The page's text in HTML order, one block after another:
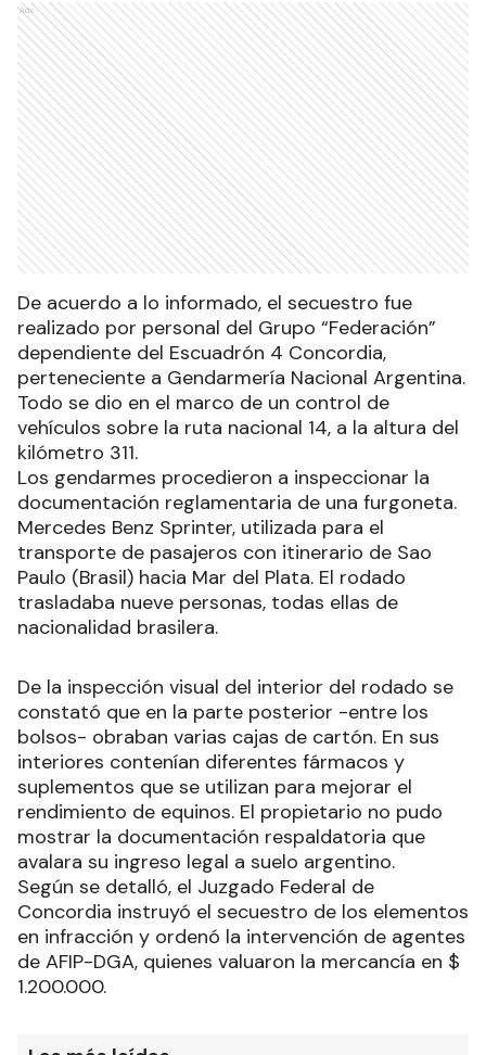
Ads
De acuerdo a lo informado, el secuestro fue
realizado por personal del Grupo “Federación”
dependiente del Escuadrón 4 Concordia,
perteneciente a Gendarmería Nacional Argentina.
Todo se dio en el marco de un control de
vehículos sobre la ruta nacional 14, a la altura del
kilómetro 311.
Los gendarmes procedieron a inspeccionar la
documentación reglamentaria de una furgoneta.
Mercedes Benz Sprinter, utilizada para el
transporte de pasajeros con itinerario de Sao
Paulo (Brasil) hacia Mar del Plata. El rodado
trasladaba nueve personas, todas ellas de
nacionalidad brasilera.
De la inspección visual del interior del rodado se
constató que en la parte posterior -entre los
bolsos- obraban varias cajas de cartón. En sus
interiores contenían diferentes fármacos y
suplementos que se utilizan para mejorar el
rendimiento de equinos. El propietario no pudo
mostrar la documentación respaldatoria que
avalara su ingreso legal a suelo argentino.
Según se detalló, el Juzgado Federal de
Concordia instruyó el secuestro de los elementos
en infracción y ordenó la intervención de agentes
de AFIP-DGA, quienes valuaron la mercancía en $
1.200.000.